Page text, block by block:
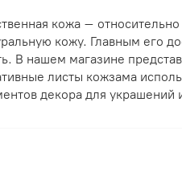
кожа –
кожу. Главным его
В нашем магазине
листы кожзама
декора для украшений